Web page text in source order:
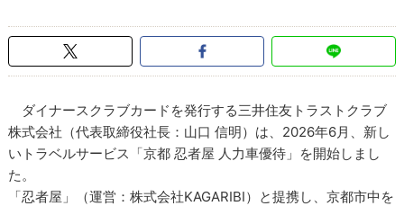
ダイナースクラブカードを発行する三井住友トラストクラブ
株式会社（代表取締役社長：山口 信明）は、2026年6月、新し
いトラベルサービス「京都 忍者屋 人力車優待」を開始しまし
た。
「忍者屋」（運営：株式会社KAGARIBI）と提携し、京都市中を